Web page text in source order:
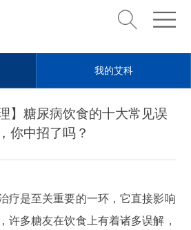
我的艾科
】糖尿病饮食的十大常见误
你中招了吗？
疗是至关重要的一环，它直接影响
许多糖友在饮食上有着诸多误解，